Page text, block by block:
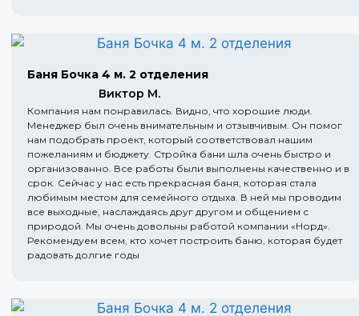
Баня Бочка 4 м. 2 отделения
Виктор М.
Компания нам понравилась. Видно, что хорошие люди.
Менеджер был очень внимательным и отзывчивым. Он помог
нам подобрать проект, который соответствовал нашим
пожеланиям и бюджету. Стройка бани шла очень быстро и
организованно. Все работы были выполнены качественно и в
срок. Сейчас у нас есть прекрасная баня, которая стала
любимым местом для семейного отдыха. В ней мы проводим
все выходные, наслаждаясь друг другом и общением с
природой. Мы очень довольны работой компании «Норд».
Рекомендуем всем, кто хочет построить баню, которая будет
радовать долгие годы